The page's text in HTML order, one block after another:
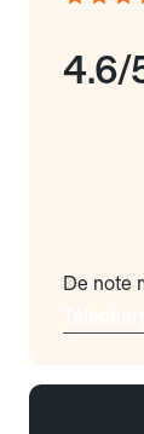
4.6/
De note